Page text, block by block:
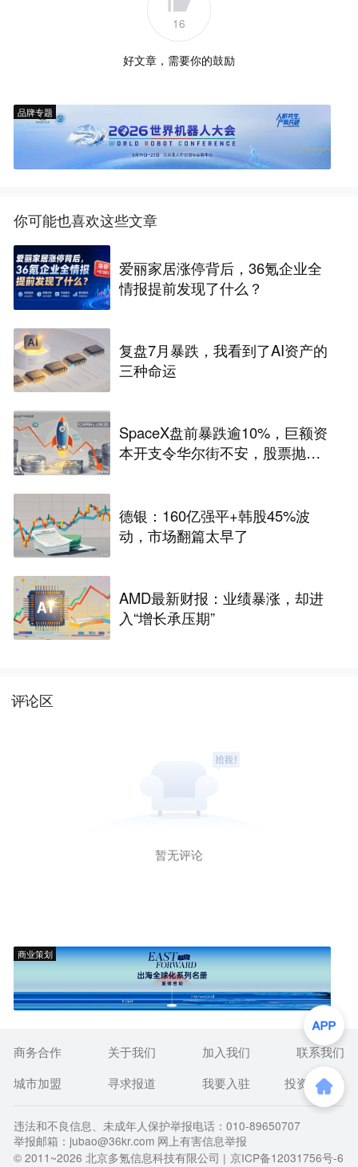
16
好文章，需要你的鼓励
品牌专题
你可能也喜欢这些文章
爱丽家居涨停背后，36氪企业全
情报提前发现了什么？
复盘7月暴跌，我看到了AI资产的
三种命运
SpaceX盘前暴跌逾10%，巨额资
本开支令华尔街不安，股票抛
德银：160亿强平+韩股45%波
动，市场翻篇太早了
AMD最新财报：业绩暴涨，却进
入“增长承压期”
评论区
暂无评论
商业策划
商务合作 关于我们 加入我们
联系我们
城市加盟
寻求报道 我要入驻 投资者关系
违法和不良信息、未成年人保护举报电话：010-89650707
举报邮箱：jubao@36kr.com 网上有害信息举报
© 2011~2026 北京多氪信息科技有限公司 | 京ICP备12031756号-6